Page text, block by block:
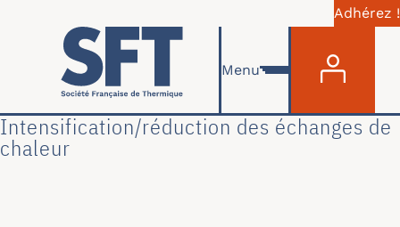
Aller au contenu principal
Adhérez !
Menu
Intensification/réduction des échanges de
chaleur